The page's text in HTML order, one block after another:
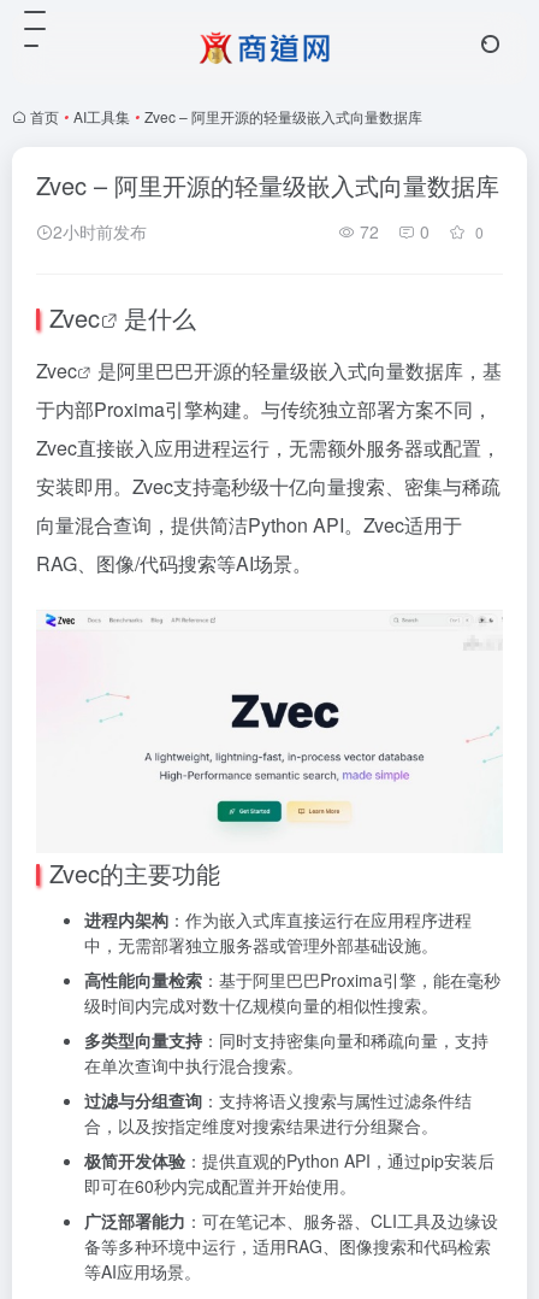
首页 • AI工具集 • Zvec – 阿里开源的轻量级嵌入式向量数据库
Zvec – 阿里开源的轻量级嵌入式向量数据库
2小时前发布 72 0 0
Zvec 是什么
Zvec 是阿里巴巴开源的轻量级嵌入式向量数据库 ，基
于内部Proxima引擎构建。与传统独立部署方案不同，
Zvec直接嵌入应用进程运行，无需额外服务器或配置，
安装即用。Zvec支持毫秒级十亿向量搜索、密集与稀疏
向量混合查询，提供简洁Python API。Zvec适用于
RAG、图像/代码搜索等AI场景。
Zvec的主要功能
进程内架构 ：作为嵌入式库直接运行在应用程序进程
中，无需部署独立服务器或管理外部基础设施。
高性能向量检索 ：基于阿里巴巴Proxima引擎，能在毫秒
级时间内完成对数十亿规模向量的相似性搜索。
多类型向量支持 ：同时支持密集向量和稀疏向量，支持
在单次查询中执行混合搜索。
过滤与分组查询 ：支持将语义搜索与属性过滤条件结
合，以及按指定维度对搜索结果进行分组聚合。
极简开发体验 ：提供直观的Python API，通过pip安装后
即可在60秒内完成配置并开始使用。
广泛部署能力 ：可在笔记本、服务器、CLI工具及边缘设
备等多种环境中运行，适用RAG、图像搜索和代码检索
等AI应用场景。